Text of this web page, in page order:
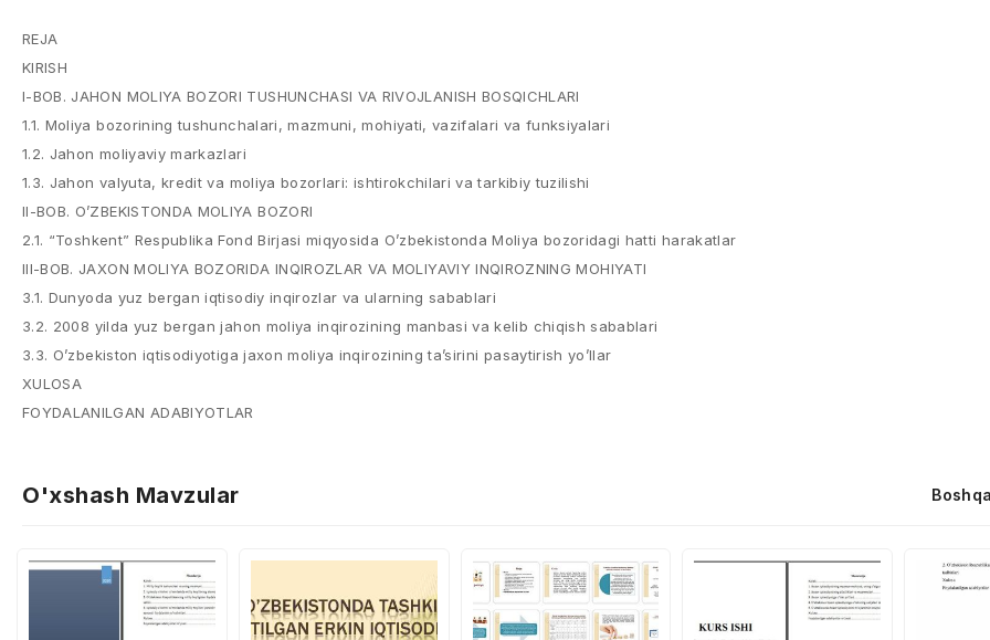
REJA
KIRISH
I-BOB. JAHON MOLIYA BOZORI TUSHUNCHASI VA RIVOJLANISH BOSQICHLARI
1.1. Moliya bozorining tushunchalari, mazmuni, mohiyati, vazifalari va funksiyalari
1.2. Jahon moliyaviy markazlari
1.3. Jahon valyuta, kredit va moliya bozorlari: ishtirokchilari va tarkibiy tuzilishi
II-BOB. O’ZBEKISTONDA MOLIYA BOZORI
2.1. “Toshkent” Respublika Fond Birjasi miqyosida O’zbekistonda Moliya bozoridagi hatti harakatlar
III-BOB. JAXON MOLIYA BOZORIDA INQIROZLAR VA MOLIYAVIY INQIROZNING MOHIYATI
3.1. Dunyoda yuz bergan iqtisodiy inqirozlar va ularning sabablari
3.2. 2008 yilda yuz bergan jahon moliya inqirozining manbasi va kelib chiqish sabablari
3.3. O’zbekiston iqtisodiyotiga jaxon moliya inqirozining ta’sirini pasaytirish yo’llar
XULOSA
FOYDALANILGAN ADABIYOTLAR
O'xshash Mavzular